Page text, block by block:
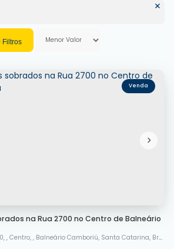
na Rua 2700 no Centro de Balneário
, Centro , Balneário Camboriú, Santa Catarina, Brasil